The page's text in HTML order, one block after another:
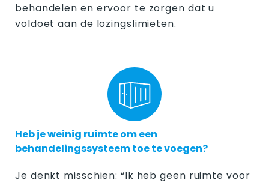
behandelen en ervoor te zorgen dat u
voldoet aan de lozingslimieten.
Heb je weinig ruimte om een
behandelingssysteem toe te voegen?
Je denkt misschien: “Ik heb geen ruimte voor